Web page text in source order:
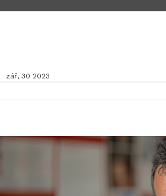
zář, 30 2023